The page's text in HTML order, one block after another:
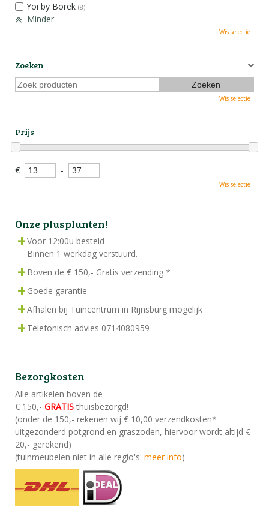
Yoi by Borek (8)
Minder
Wis selectie
Zoeken
Wis selectie
Prijs
€ -
Wis selectie
Onze plusplunten!
Voor 12:00u besteld
Binnen 1 werkdag verstuurd.
Boven de € 150,- Gratis verzending *
Goede garantie
Afhalen bij Tuincentrum in Rijnsburg mogelijk
Telefonisch advies 0714080959
Bezorgkosten
Alle artikelen boven de
€ 150,- GRATIS thuisbezorgd!
(onder de 150,- rekenen wij € 10,00 verzendkosten*
uitgezonderd potgrond en graszoden, hiervoor wordt altijd €
20,- gerekend)
(tuinmeubelen niet in alle regio's: meer info)